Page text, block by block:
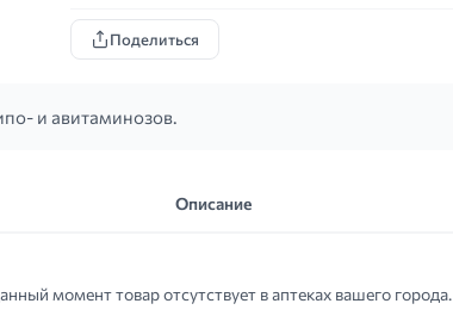
Поделиться
и авитаминозов.
Описание
момент товар отсутствует в аптеках вашего города.